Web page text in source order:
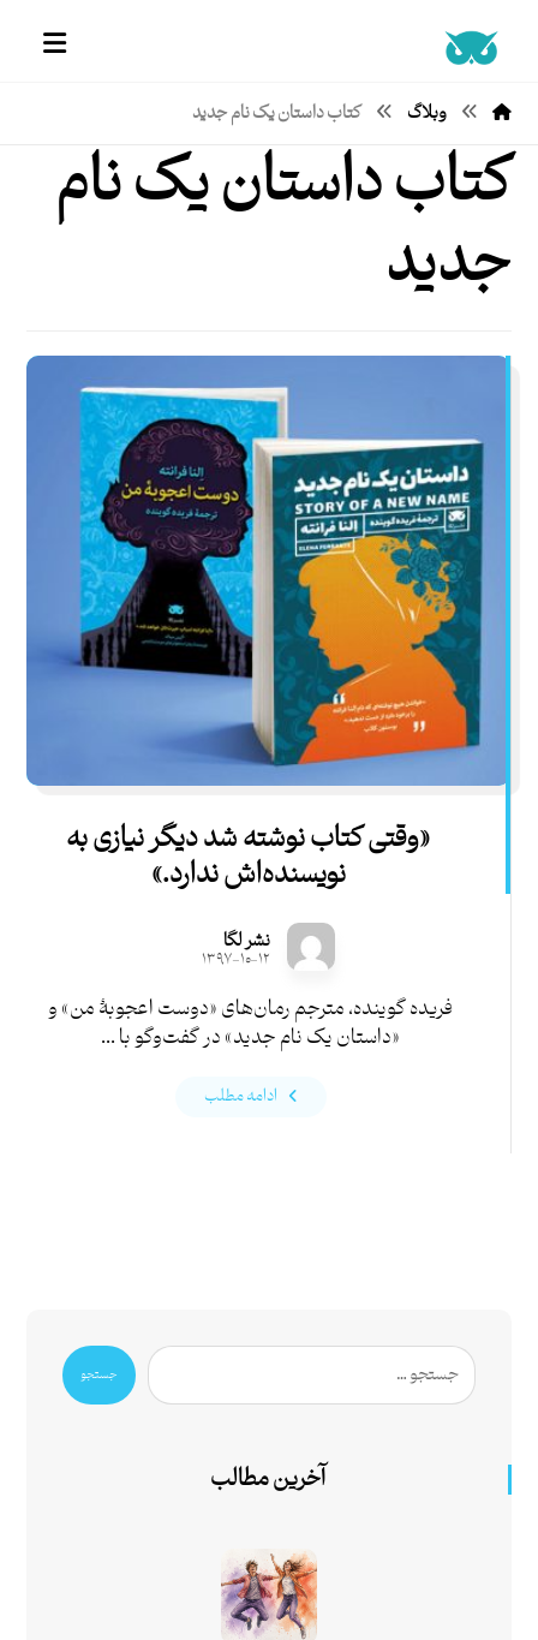
وبلاگ کتاب داستان یک نام جدید
کتاب داستان یک نام
جدید
«وقتی کتاب نوشته شد دیگر نیازی به
نویسنده‌اش ندارد.»
نشر لگا
۱۳۹۷-۱۰-۱۲
فریده گوینده، مترجم رمان‌های «دوست اعجوبۀ من» و
«داستان یک نام جدید» در گفت‌وگو با ...
ادامه مطلب
جستجو
آخرین مطالب